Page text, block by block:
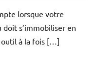
lorsque votre
s’immobiliser en
outil à la fois […]